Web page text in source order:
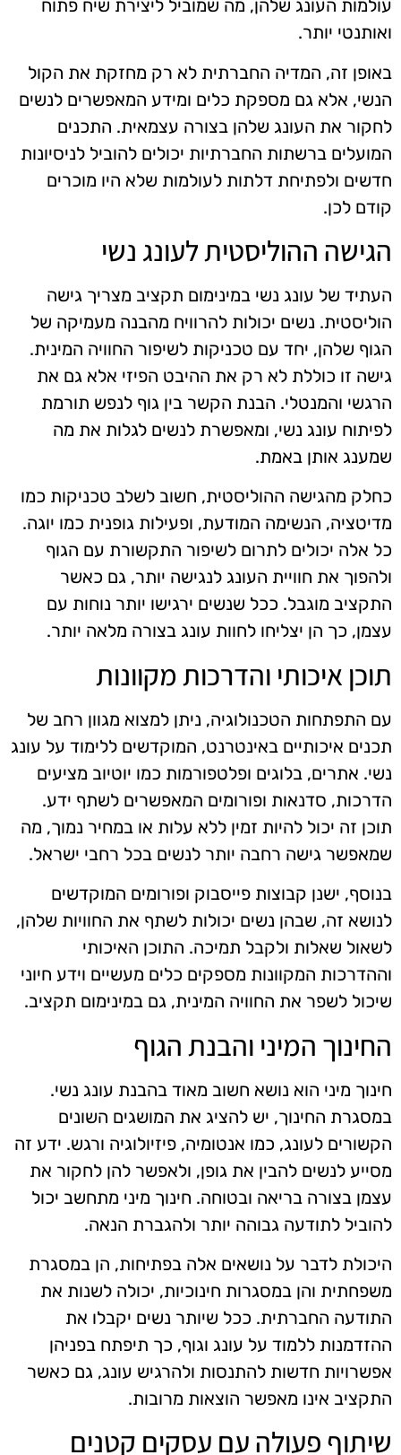
עולמות העונג שלהן, מה שמוביל ליצירת שיח פתוח
ואותנטי יותר.
באופן זה, המדיה החברתית לא רק מחזקת את הקול
הנשי, אלא גם מספקת כלים ומידע המאפשרים לנשים
לחקור את העונג שלהן בצורה עצמאית. התכנים
המועלים ברשתות החברתיות יכולים להוביל לניסיונות
חדשים ולפתיחת דלתות לעולמות שלא היו מוכרים
קודם לכן.
הגישה ההוליסטית לעונג נשי
העתיד של עונג נשי במינימום תקציב מצריך גישה
הוליסטית. נשים יכולות להרוויח מהבנה מעמיקה של
הגוף שלהן, יחד עם טכניקות לשיפור החוויה המינית.
גישה זו כוללת לא רק את ההיבט הפיזי אלא גם את
הרגשי והמנטלי. הבנת הקשר בין גוף לנפש תורמת
לפיתוח עונג נשי, ומאפשרת לנשים לגלות את מה
שמענג אותן באמת.
כחלק מהגישה ההוליסטית, חשוב לשלב טכניקות כמו
מדיטציה, הנשימה המודעת, ופעילות גופנית כמו יוגה.
כל אלה יכולים לתרום לשיפור התקשורת עם הגוף
ולהפוך את חוויית העונג לנגישה יותר, גם כאשר
התקציב מוגבל. ככל שנשים ירגישו יותר נוחות עם
עצמן, כך הן יצליחו לחוות עונג בצורה מלאה יותר.
תוכן איכותי והדרכות מקוונות
עם התפתחות הטכנולוגיה, ניתן למצוא מגוון רחב של
תכנים איכותיים באינטרנט, המוקדשים ללימוד על עונג
נשי. אתרים, בלוגים ופלטפורמות כמו יוטיוב מציעים
הדרכות, סדנאות ופורומים המאפשרים לשתף ידע.
תוכן זה יכול להיות זמין ללא עלות או במחיר נמוך, מה
שמאפשר גישה רחבה יותר לנשים בכל רחבי ישראל.
בנוסף, ישנן קבוצות פייסבוק ופורומים המוקדשים
לנושא זה, שבהן נשים יכולות לשתף את החוויות שלהן,
לשאול שאלות ולקבל תמיכה. התוכן האיכותי
וההדרכות המקוונות מספקים כלים מעשיים וידע חיוני
שיכול לשפר את החוויה המינית, גם במינימום תקציב.
החינוך המיני והבנת הגוף
חינוך מיני הוא נושא חשוב מאוד בהבנת עונג נשי.
במסגרת החינוך, יש להציג את המושגים השונים
הקשורים לעונג, כמו אנטומיה, פיזיולוגיה ורגש. ידע זה
מסייע לנשים להבין את גופן, ולאפשר להן לחקור את
עצמן בצורה בריאה ובטוחה. חינוך מיני מתחשב יכול
להוביל לתודעה גבוהה יותר ולהגברת הנאה.
היכולת לדבר על נושאים אלה בפתיחות, הן במסגרת
משפחתית והן במסגרות חינוכיות, יכולה לשנות את
התודעה החברתית. ככל שיותר נשים יקבלו את
ההזדמנות ללמוד על עונג וגוף, כך תיפתח בפניהן
אפשרויות חדשות להתנסות ולהרגיש עונג, גם כאשר
התקציב אינו מאפשר הוצאות מרובות.
שיתוף פעולה עם עסקים קטנים